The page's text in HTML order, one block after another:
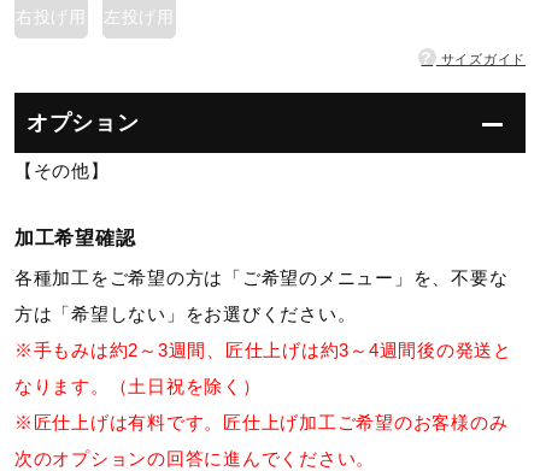
ウィンタースポーツ
ライフスタイルグッズ
寝具／ミズノスリープ
右投げ用
左投げ用
? サイズガイド
オプション
【その他】
加工希望確認
各種加工をご希望の方は「ご希望のメニュー」を、不要な
方は「希望しない」をお選びください。
※手もみは約2～3週間、匠仕上げは約3～4週間後の発送と
なります。（土日祝を除く）
※匠仕上げは有料です。匠仕上げ加工ご希望のお客様のみ
次のオプションの回答に進んでください。